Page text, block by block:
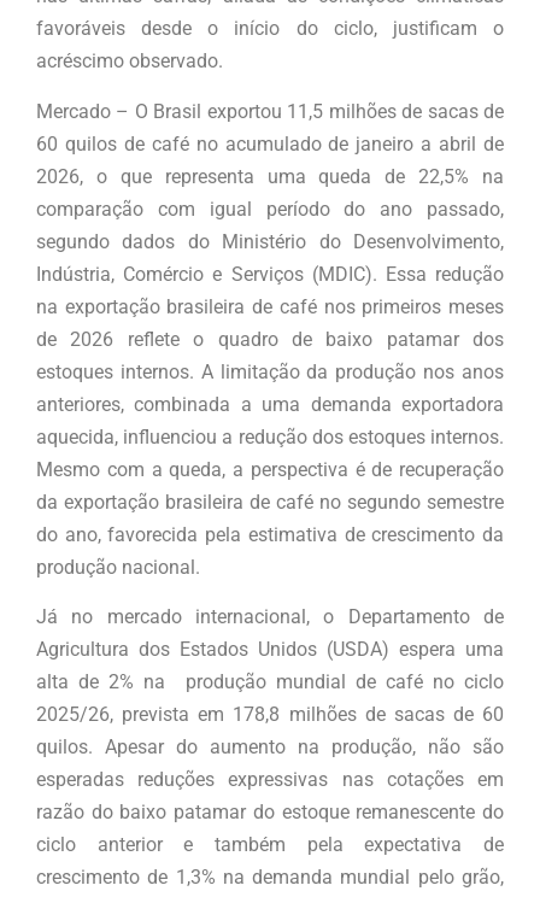
favoráveis desde o início do ciclo, justificam o
acréscimo observado.
Mercado – O Brasil exportou 11,5 milhões de sacas de
60 quilos de café no acumulado de janeiro a abril de
2026, o que representa uma queda de 22,5% na
comparação com igual período do ano passado,
segundo dados do Ministério do Desenvolvimento,
Indústria, Comércio e Serviços (MDIC). Essa redução
na exportação brasileira de café nos primeiros meses
de 2026 reflete o quadro de baixo patamar dos
estoques internos. A limitação da produção nos anos
anteriores, combinada a uma demanda exportadora
aquecida, influenciou a redução dos estoques internos.
Mesmo com a queda, a perspectiva é de recuperação
da exportação brasileira de café no segundo semestre
do ano, favorecida pela estimativa de crescimento da
produção nacional.
Já no mercado internacional, o Departamento de
Agricultura dos Estados Unidos (USDA) espera uma
alta de 2% na produção mundial de café no ciclo
2025/26, prevista em 178,8 milhões de sacas de 60
quilos. Apesar do aumento na produção, não são
esperadas reduções expressivas nas cotações em
razão do baixo patamar do estoque remanescente do
ciclo anterior e também pela expectativa de
crescimento de 1,3% na demanda mundial pelo grão,